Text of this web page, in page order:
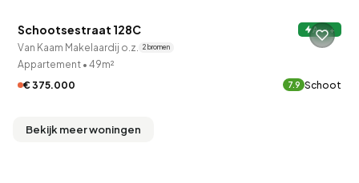
Schootsestraat 128C A+++
Van Kaam Makelaardij o.z. 2 bronnen
Appartement • 49m²
€ 375.000
7.9 Schoot
Bekijk meer woningen